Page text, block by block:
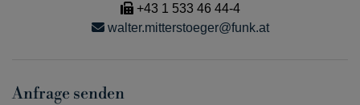
+43 1 533 46 44-4
walter.mitterstoeger@funk.at
Anfrage senden